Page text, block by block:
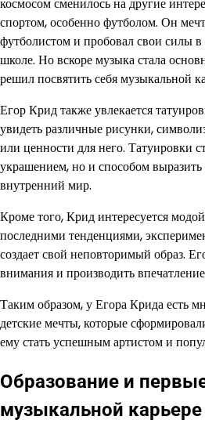
спортом, особенно футболом. Он
футболистом и пробовал свои силы в
школе. Но вскоре музыка стала
решил посвятить себя музыкальной
Егор Крид также увлекается
увидеть различные рисунки,
или ценности для него. Татуировки
украшением, но и способом
внутренний мир.
Кроме того, Крид интересуется
последними тенденциями,
создает свой неповторимый образ.
внимания и производить
Таким образом, у Егора Крида есть
детские мечты, которые
ему стать успешным артистом и
Образование и
музыкальной карьере